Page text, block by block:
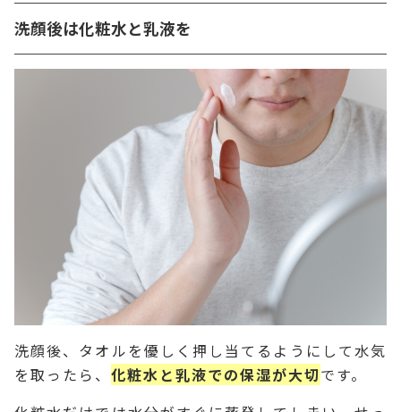
洗顔後は化粧水と乳液を
洗顔後、タオルを優しく押し当てるようにして水気
を取ったら、 化粧水と乳液での保湿が大切です。